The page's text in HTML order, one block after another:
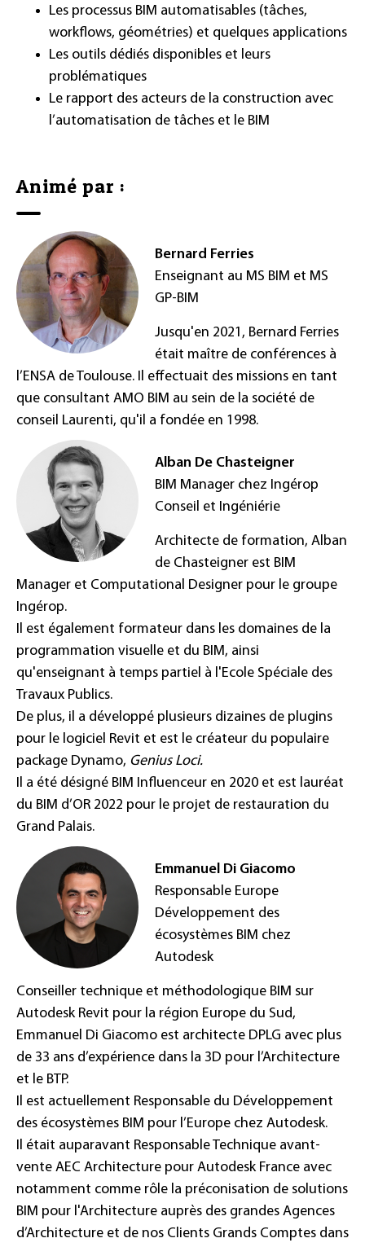
Les processus BIM automatisables (tâches,
workflows, géométries) et quelques applications
Les outils dédiés disponibles et leurs
problématiques
Le rapport des acteurs de la construction avec
l’automatisation de tâches et le BIM
Animé par :
Bernard Ferries
Enseignant au MS BIM et MS
GP-BIM
Jusqu'en 2021, Bernard Ferries
était maître de conférences à
l’ENSA de Toulouse. Il effectuait des missions en tant
que consultant AMO BIM au sein de la société de
conseil Laurenti, qu'il a fondée en 1998.
Alban De Chasteigner
BIM Manager chez Ingérop
Conseil et Ingéniérie
Architecte de formation, Alban
de Chasteigner est BIM
Manager et Computational Designer pour le groupe
Ingérop.
Il est également formateur dans les domaines de la
programmation visuelle et du BIM, ainsi
qu'enseignant à temps partiel à l'Ecole Spéciale des
Travaux Publics.
De plus, il a développé plusieurs dizaines de plugins
pour le logiciel Revit et est le créateur du populaire
package Dynamo, Genius Loci.
Il a été désigné BIM Influenceur en 2020 et est lauréat
du BIM d’OR 2022 pour le projet de restauration du
Grand Palais.
Emmanuel Di Giacomo
Responsable Europe
Développement des
écosystèmes BIM chez
Autodesk
Conseiller technique et méthodologique BIM sur
Autodesk Revit pour la région Europe du Sud,
Emmanuel Di Giacomo est architecte DPLG avec plus
de 33 ans d’expérience dans la 3D pour l’Architecture
et le BTP.
Il est actuellement Responsable du Développement
des écosystèmes BIM pour l’Europe chez Autodesk.
Il était auparavant Responsable Technique avant-
vente AEC Architecture pour Autodesk France avec
notamment comme rôle la préconisation de solutions
BIM pour l'Architecture auprès des grandes Agences
d’Architecture et de nos Clients Grands Comptes dans